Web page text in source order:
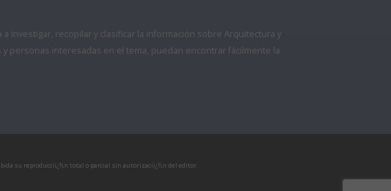
investigar, recopilar y clasificar la información sobre Arquitectura y
personas interesadas en el tema, puedan encontrar fácilmente la
su reproducciï¿½n total o parcial sin autorizaciï¿½n del editor.